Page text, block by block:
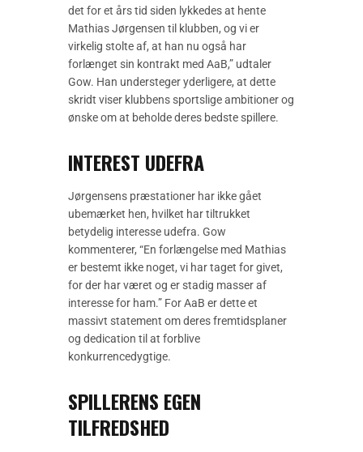
det for et års tid siden lykkedes at hente
Mathias Jørgensen til klubben, og vi er
virkelig stolte af, at han nu også har
forlænget sin kontrakt med AaB,” udtaler
Gow. Han understeger yderligere, at dette
skridt viser klubbens sportslige ambitioner og
ønske om at beholde deres bedste spillere.
INTEREST UDEFRA
Jørgensens præstationer har ikke gået
ubemærket hen, hvilket har tiltrukket
betydelig interesse udefra. Gow
kommenterer, “En forlængelse med Mathias
er bestemt ikke noget, vi har taget for givet,
for der har været og er stadig masser af
interesse for ham.” For AaB er dette et
massivt statement om deres fremtidsplaner
og dedication til at forblive
konkurrencedygtige.
SPILLERENS EGEN
TILFREDSHED